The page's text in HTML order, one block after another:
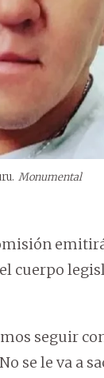
Monumental
el cuerpo
seguir
se le va a